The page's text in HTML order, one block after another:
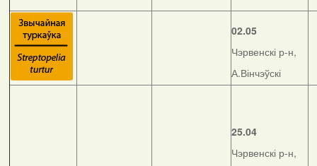
02.05
Чэрвенскі р-н,
А.Вінчэўскі
25.04
Чэрвенскі р-н,